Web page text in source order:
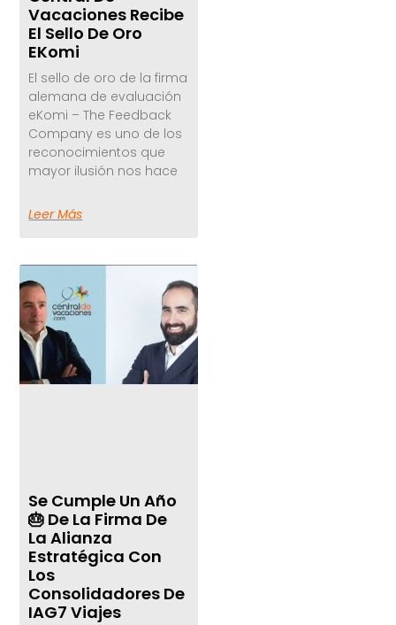
Vacaciones Recibe
El Sello De Oro
EKomi
El sello de oro de la firma
alemana de evaluación
eKomi – The Feedback
Company es uno de los
reconocimientos que
mayor ilusión nos hace
Leer Más
Se Cumple Un Año
🎂 De La Firma De
La Alianza
Estratégica Con
Los
Consolidadores De
IAG7 Viajes